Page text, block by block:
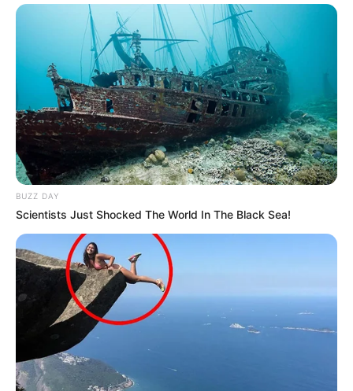
pourrez y trouver pêle-mêle: La base quinté en béton. Des
pronostics, des conseils de jeux. La possibilité de suivre les
courses avec les commentaires en direct. Des cotes
actualisées ainsi que le programme PMU complet du jour
et du lendemain. Des résultats de chaque arrivées avec les
rapports pour chaque type de jeux, les photos d’arrivées,
un forum pour échanger avec d’autres joueurs sur des
pronos ou bien des conseils, etc…
Jouez chezBetclic-Turf
Le pari chez
France-Pari-Turf
Pariez chez
BUZZ DAY
Scientists Just Shocked The World In The Black Sea!